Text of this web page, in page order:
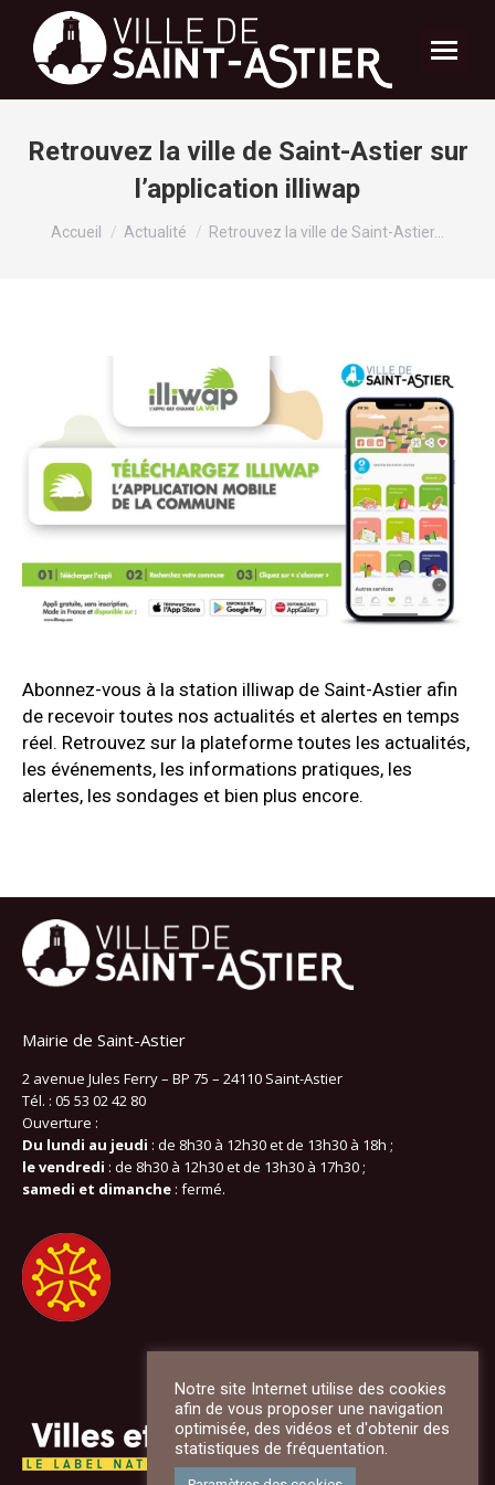
Retrouvez la ville de Saint-Astier sur
l’application illiwap
Vous êtes ici :
Accueil Actualité Retrouvez la ville de Saint-Astier…
Abonnez-vous à la station illiwap de Saint-Astier afin
de recevoir toutes nos actualités et alertes en temps
réel. Retrouvez sur la plateforme toutes les actualités,
les événements, les informations pratiques, les
alertes, les sondages et bien plus encore.
Mairie de Saint-Astier
2 avenue Jules Ferry – BP 75 – 24110 Saint-Astier
Tél. : 05 53 02 42 80
Ouverture :
Du lundi au jeudi : de 8h30 à 12h30 et de 13h30 à 18h ;
le vendredi : de 8h30 à 12h30 et de 13h30 à 17h30 ;
samedi et dimanche : fermé.
Notre site Internet utilise des cookies
afin de vous proposer une navigation
optimisée, des vidéos et d'obtenir des
statistiques de fréquentation.